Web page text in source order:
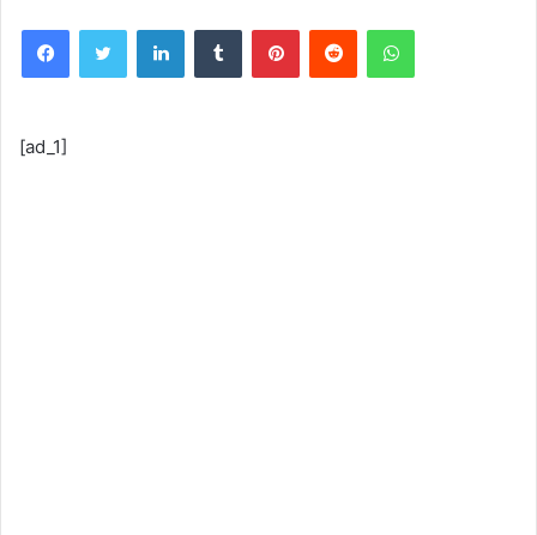
FacebookTwitter LinkedInTumblr PinterestReddit WhatsApp
[ad_1]